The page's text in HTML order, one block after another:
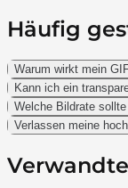
Häufig
Warum wirkt mein
Kann ich ein
Welche Bildrate
Verlassen meine